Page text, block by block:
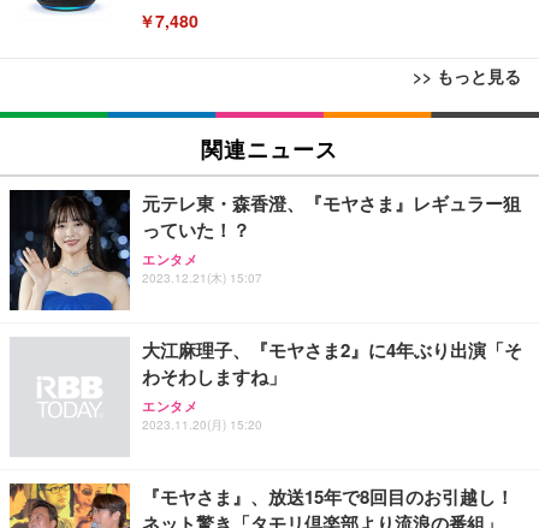
￥7,480
>> もっと見る
[EdoErgo] オフィスチェア 椅子 テレワーク 疲れな
い 跳ね上げ式アームレスト コンパクト 約105度ロッ
キング pc 事務椅子 360度回転 座面昇降 強化ナイロ
(黒網+黒枠+黒足)
￥5,699
SIHOO B100 オフィスチェア／デスクチェア メッシ
Sezlife オフィスチェア デスクチェア 疲れない テレ
ワーク チェア 強化バックレスト 30度ロッキング機
ョン PCチェア 通気性メッシュ ゲーミング/勉強/事
務用 おしゃれ パソコンチェア (ブラック)
￥7,680
EIZO ビジネス向けプレミアムモニター | FlexScan
EV3240X-WT | 31.5型4K UHD・USB Type-C・ホワ
￥105,595
EIZO ビジネス向けプレミアムモニター | FlexScan
EV2740X-WT | 27.0型4K UHD・USB Type-C・ホワ
￥109,572
【純正品】27"ゲーミングモニター DualSense 充電
フック付き（CFI-ZDM1J）
Amazonベーシック ペットシーツ 薄型 レギュラー 1
回使い捨て 無香料 ホワイト 300枚
￥3,373
Amazonベーシック ペットシーツ 厚型 ワイド 42枚
ネオ・ルーライフ ネオ・オムツ L 中型犬用 26枚入
関連ニュース
元テレ東・森香澄、『モヤさま』レギュラー狙
っていた！？
エンタメ
2023.12.21(木) 15:07
大江麻理子、『モヤさま2』に4年ぶり出演「そ
わそわしますね」
エンタメ
2023.11.20(月) 15:20
『モヤさま』、放送15年で8回目のお引越し！